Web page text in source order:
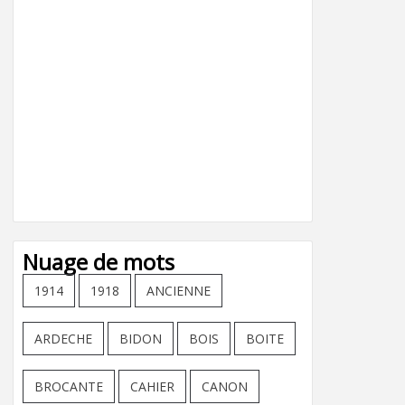
Nuage de mots
1914 1918 ANCIENNE
ARDECHE BIDON BOIS BOITE
BROCANTE CAHIER CANON